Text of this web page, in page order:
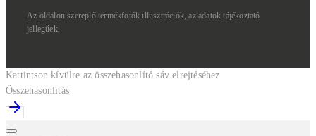
Az oldalonszereplőtermékfotókillusztrációk,azadatoktájékoztató
jellegűek.
Kattintson kívülre az összehasonlító sáv elrejtéséhez
Összehasonlítás